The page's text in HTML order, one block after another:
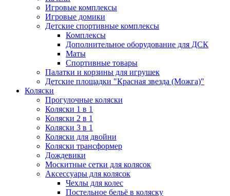
Игровые комплексы
Игровые домики
Детские спортивные комплексы
Комплексы
Дополнительное оборудование для ДСК
Маты
Спортивные товары
Палатки и корзины для игрушек
Детские площадки "Красная звезда (Можга)"
Коляски
Прогулочные коляски
Коляски 1 в 1
Коляски 2 в 1
Коляски 3 в 1
Коляски для двойни
Коляски трансформер
Дождевики
Москитные сетки для колясок
Аксессуары для колясок
Чехлы для колес
Постельное бельё в коляску